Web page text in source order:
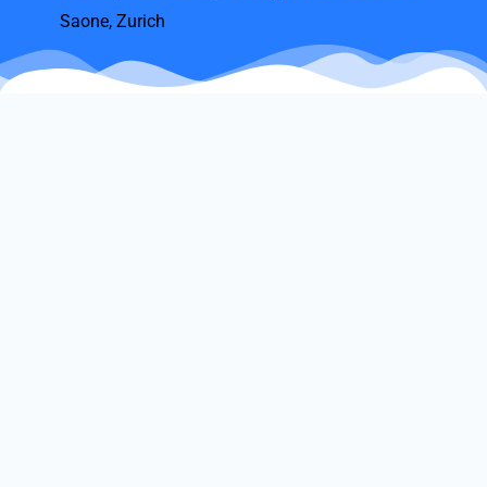
Saone, Zurich